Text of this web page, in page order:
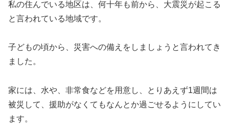
私の住んでいる地区は、何十年も前から、大震災が起こる
と言われている地域です。
子どもの頃から、災害への備えをしましょうと言われてき
ました。
家には、水や、非常食などを用意し、とりあえず1週間は
被災して、援助がなくてもなんとか過ごせるようにしてい
ます。